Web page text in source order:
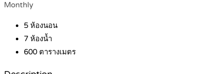
Monthly
5 ห้องนอน
7 ห้องน้ำ
600 ตารางเมตร